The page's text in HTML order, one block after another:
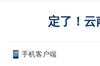
定了！
手机客户端